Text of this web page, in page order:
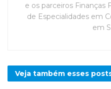
e os parceiros Finanças
de Especialidades em
em
Veja também esses